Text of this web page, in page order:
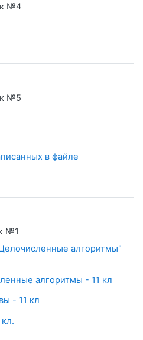
№4
№5
задач
в файле
Условия задач
задач
№1
алгоритмы"
алгоритмы - 11 кл
Условия
- 11 кл
Условия задач
задач